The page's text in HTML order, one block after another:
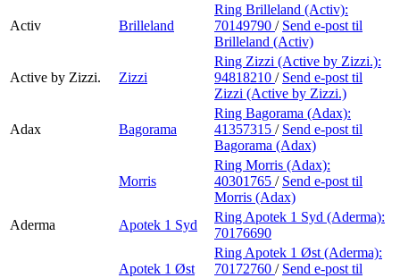
Activ Brilleland
Ring Brilleland (Activ):
70149790 / Send e-post til
Brilleland (Activ)
Active by Zizzi. Zizzi
Ring Zizzi (Active by Zizzi.):
94818210 / Send e-post til
Zizzi (Active by Zizzi.)
Adax Bagorama
Ring Bagorama (Adax):
41357315 / Send e-post til
Bagorama (Adax)
Morris
Ring Morris (Adax):
40301765 / Send e-post til
Morris (Adax)
Aderma
Apotek 1 Syd
Ring Apotek 1 Syd (Aderma):
70176690
Apotek 1 Øst
Ring Apotek 1 Øst (Aderma):
70172760 / Send e-post til